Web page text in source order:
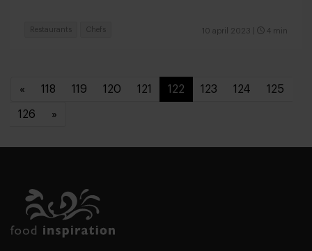
10 april 2023 4 min
Restaurants Chefs
« 118 119 120 121 122 123 124 125
126 »